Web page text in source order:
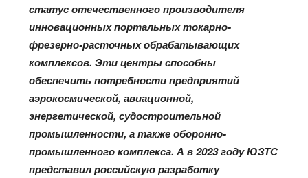
статус отечественного производителя
инновационных портальных токарно-
фрезерно-расточных обрабатывающих
комплексов. Эти центры способны
обеспечить потребности предприятий
аэрокосмической, авиационной,
энергетической, судостроительной
промышленности, а также оборонно-
промышленного комплекса. А в 2023 году ЮЗТС
представил российскую разработку